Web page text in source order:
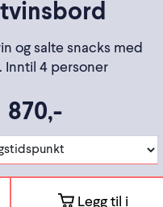
og salte snacks med
Inntil 4 personer
870,-